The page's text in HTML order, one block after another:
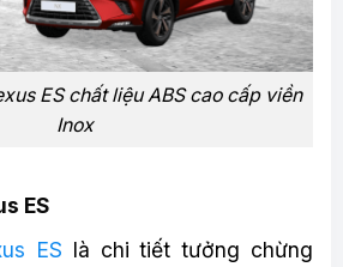
ES chất liệu ABS cao cấp viền
Inox
ES
ES là chi tiết tưởng chừng